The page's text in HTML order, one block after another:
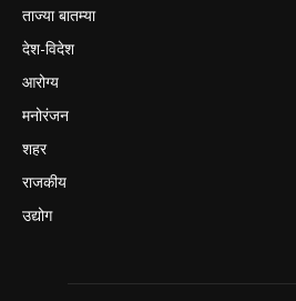
ताज्या बातम्या
देश-विदेश
आरोग्य
मनोरंजन
शहर
राजकीय
उद्योग